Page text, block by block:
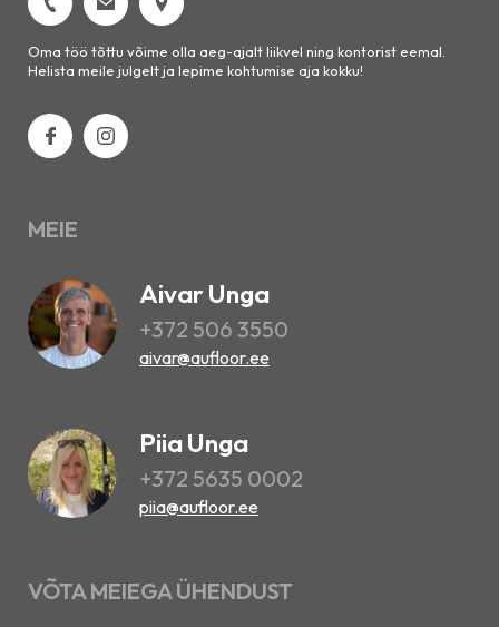
Oma töö tõttu võime olla aeg-ajalt liikvel ning kontorist eemal.
Helista meile julgelt ja lepime kohtumise aja kokku!
MEIE
Aivar Unga
+372 506 3550
aivar@aufloor.ee
Piia Unga
+372 5635 0002
piia@aufloor.ee
VÕTA MEIEGA ÜHENDUST